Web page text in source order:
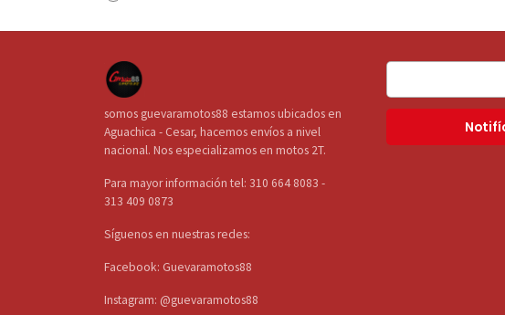
somos guevaramotos88 estamos ubicados en
Aguachica - Cesar, hacemos envíos a nivel
nacional. Nos especializamos en motos 2T.
Para mayor información tel: 310 664 8083 -
313 409 0873
Síguenos en nuestras redes:
Facebook: Guevaramotos88
Instagram: @guevaramotos88